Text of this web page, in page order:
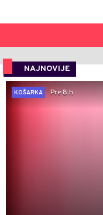
NAJNOVIJE
KOŠARKA
Pre 8 h